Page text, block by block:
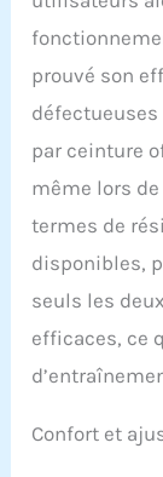
prouvé son
par ceinture
même lors
termes de
disponibles,
seuls les
efficaces, ce
Confort et